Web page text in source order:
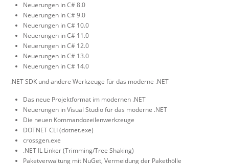
Neuerungen in C# 8.0
Neuerungen in C# 9.0
Neuerungen in C# 10.0
Neuerungen in C# 11.0
Neuerungen in C# 12.0
Neuerungen in C# 13.0
Neuerungen in C# 14.0
.NET SDK und andere Werkzeuge für das moderne .NET
Das neue Projektformat im modernen .NET
Neuerungen in Visual Studio für das moderne .NET
Die neuen Kommandozeilenwerkzeuge
DOTNET CLI (dotnet.exe)
crossgen.exe
.NET IL Linker (Trimming/Tree Shaking)
Paketverwaltung mit NuGet, Vermeidung der Pakethölle